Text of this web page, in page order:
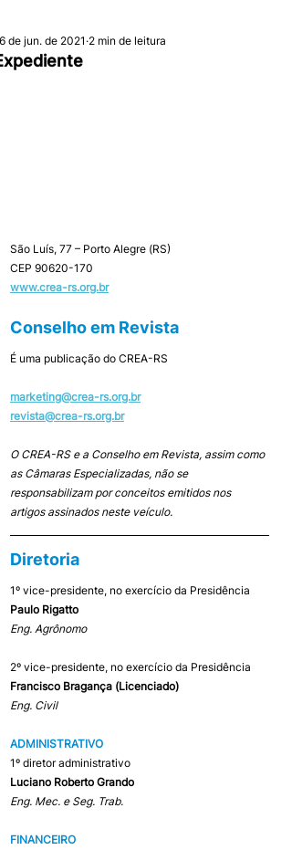
de jun. de 2021 2 min de leitura
São Luís, 77 – Porto Alegre (RS)
CEP 90620-170
www.crea-rs.org.br
Conselho em Revista
É uma publicação do CREA-RS
marketing@crea-rs.org.br
revista@crea-rs.org.br
O CREA-RS e a Conselho em Revista, assim como
as Câmaras Especializadas, não se
responsabilizam por conceitos emitidos nos
artigos assinados neste veículo.
Diretoria
1º vice-presidente, no exercício da Presidência
Paulo Rigatto
Eng. Agrônomo
2º vice-presidente, no exercício da Presidência
Francisco Bragança (Licenciado)
Eng. Civil
ADMINISTRATIVO
1º diretor administrativo
Luciano Roberto Grando
Eng. Mec. e Seg. Trab.
FINANCEIRO